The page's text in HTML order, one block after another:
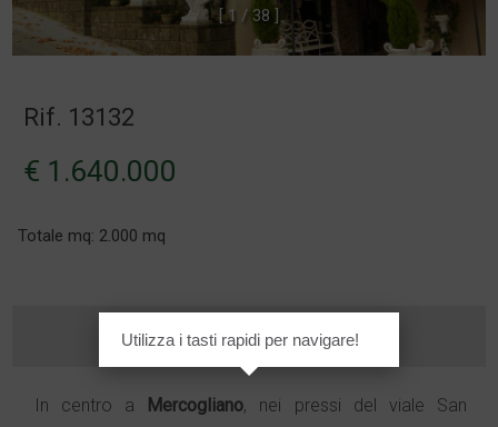
[ 1 / 38 ]
Rif. 13132
€ 1.640.000
Totale mq: 2.000 mq
In centro a Mercogliano, nei pressi del viale San
Utilizza i tasti rapidi per navigare!